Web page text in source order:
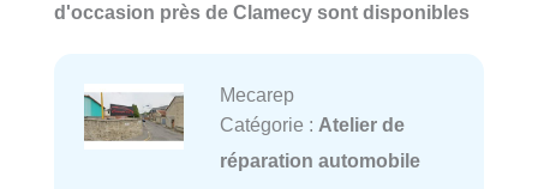
d'occasion près de Clamecy sont disponibles
Mecarep
Catégorie : Atelier de
réparation automobile